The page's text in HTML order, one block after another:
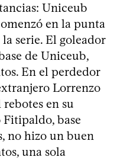
Uniceub
en la punta
serie. El goleador
de Uniceub,
En el perdedor
Lorrenzo
rebotes en su
base
no hizo un buen
una sola